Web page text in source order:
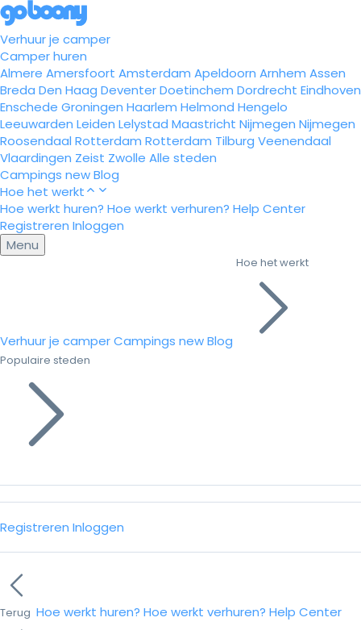
Verhuur je camper
Camper huren
Almere Amersfoort Amsterdam Apeldoorn Arnhem Assen
Breda Den Haag DeventerDoetinchem Dordrecht Eindhoven
Enschede Groningen Haarlem Helmond Hengelo
Leeuwarden Leiden Lelystad Maastricht Nijmegen Nijmegen
Roosendaal Rotterdam Rotterdam Tilburg Veenendaal
Vlaardingen Zeist Zwolle Alle steden
Campings newBlog
Hoe het werkt
Hoe werkt huren? Hoe werkt verhuren? Help Center
Registreren Inloggen
Menu
Verhuur je camperCampings newBlog
Hoe het werkt
Populaire steden
Registreren Inloggen
Terug Hoe werkt huren? Hoe werkt verhuren? Help Center